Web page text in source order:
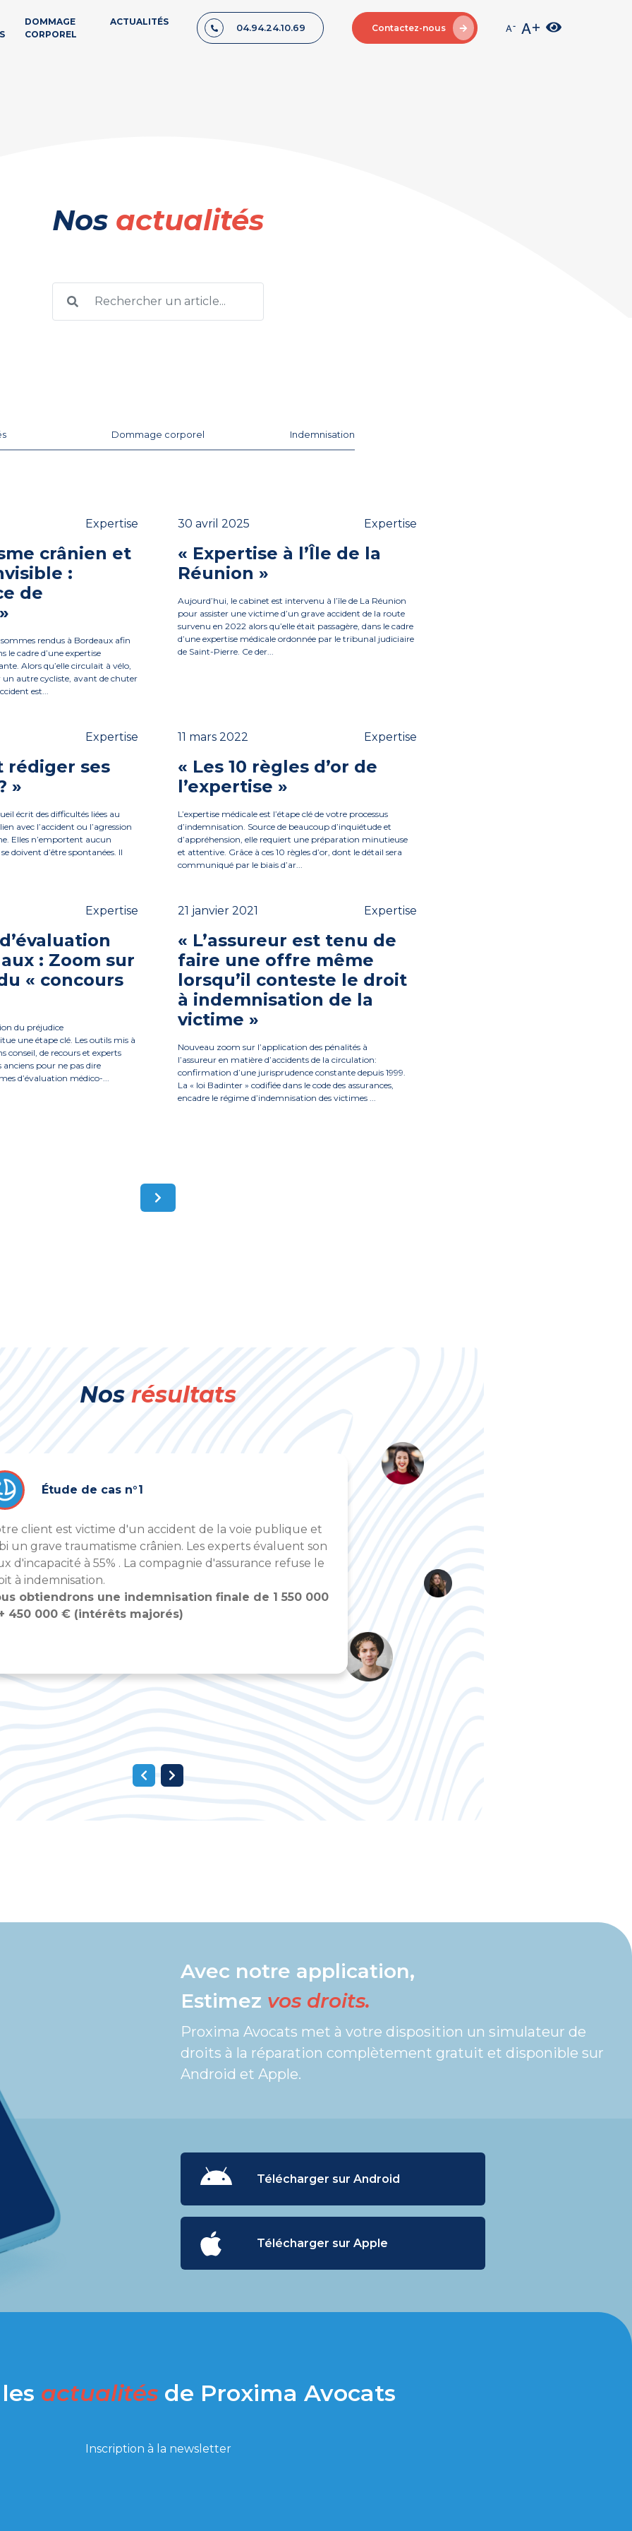
DOMMAGE
CORPOREL
ACTUALITÉS
04.94.24.10.69 Contactez-nous
Nos actualités
Dommage corporel Indemnisation
Expertise
crânien et
:
de
rendus à Bordeaux afin
le cadre d’une expertise
Alors qu’elle circulait à vélo,
un autre cycliste, avant de chuter
est...
30 avril 2025 Expertise
« Expertise à l’Île de la
Réunion »
Aujourd’hui, le cabinet est intervenu à l’île de La Réunion
pour assister une victime d’un grave accident de la route
survenu en 2022 alors qu’elle était passagère, dans le cadre
d’une expertise médicale ordonnée par le tribunal judiciaire
de Saint-Pierre. Ce der...
Expertise
rédiger ses
»
écrit des difficultés liées au
avec l’accident ou l’agression
Elles n’emportent aucun
doivent d’être spontanées. Il
11 mars 2022 Expertise
« Les 10 règles d’or de
l’expertise »
L’expertise médicale est l’étape clé de votre processus
d’indemnisation. Source de beaucoup d’inquiétude et
d’appréhension, elle requiert une préparation minutieuse
et attentive. Grâce à ces 10 règles d’or, dont le détail sera
communiqué par le biais d’ar...
Expertise
: Zoom sur
« concours
du préjudice
une étape clé. Les outils mis à
conseil, de recours et experts
pour ne pas dire
d’évaluation médico-...
21 janvier 2021 Expertise
« L’assureur est tenu de
faire une offre même
lorsqu’il conteste le droit
à indemnisation de la
victime »
Nouveau zoom sur l’application des pénalités à
l’assureur en matière d’accidents de la circulation:
confirmation d’une jurisprudence constante depuis 1999.
La « loi Badinter » codifiée dans le code des assurances,
encadre le régime d’indemnisation des victimes ...
Nos résultats
Étude de cas n°1
client est victime d'un accident de la voie publique et
un grave traumatisme crânien. Les experts évaluent son
d'incapacité à 55% . La compagnie d'assurance refuse le
à indemnisation.
obtiendrons une indemnisation finale de 1 550 000
450 000 € (intérêts majorés)
d’incapacité à 55%. La compagnie
adressé une offre d’indemnisation d’un
Nous obtiendrons une indemnisation
1.277.000€ + 450.000€ (intérêts
Avec notre application,
Estimez vos droits.
Proxima Avocats met à votre disposition un simulateur de
droits à la réparation complètement gratuit et disponible sur
Android et Apple.
Télécharger sur Android
Télécharger sur Apple
actualités de Proxima Avocats
Inscription à la newsletter